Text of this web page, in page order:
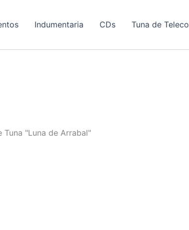
Indumentaria CDs Tuna de Teleco
"Luna de Arrabal"